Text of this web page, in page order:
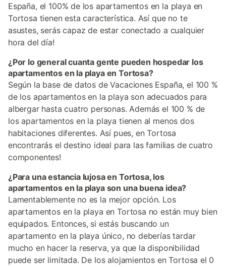
España, el 100% de los apartamentos en la playa en
Tortosa tienen esta característica. Así que no te
asustes, serás capaz de estar conectado a cualquier
hora del día!
¿Por lo general cuanta gente pueden hospedar los
apartamentos en la playa en Tortosa?
Según la base de datos de Vacaciones España, el 100 %
de los apartamentos en la playa son adecuados para
albergar hasta cuatro personas. Además el 100 % de
los apartamentos en la playa tienen al menos dos
habitaciones diferentes. Así pues, en Tortosa
encontrarás el destino ideal para las familias de cuatro
componentes!
¿Para una estancia lujosa en Tortosa, los
apartamentos en la playa son una buena idea?
Lamentablemente no es la mejor opción. Los
apartamentos en la playa en Tortosa no están muy bien
equipados. Entonces, si estás buscando un
apartamento en la playa único, no deberías tardar
mucho en hacer la reserva, ya que la disponibilidad
puede ser limitada. De los alojamientos en Tortosa el 0